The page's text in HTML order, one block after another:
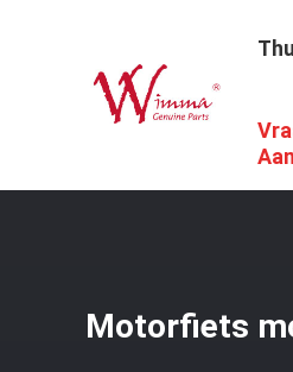
Aan
Thuis / De
Motorfiets